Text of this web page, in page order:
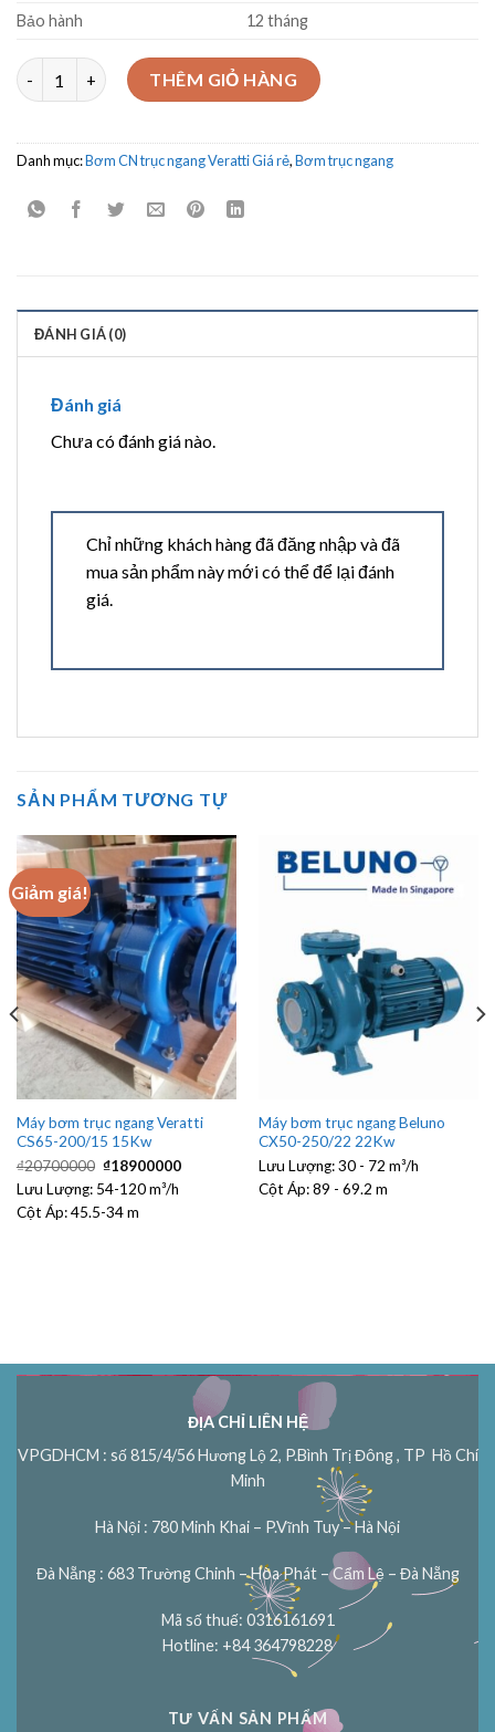
Bảo hành
12 tháng
Máy bơm trục ngang Veratti CS32-200/4.0 4Kw số lượng
THÊM GIỎ HÀNG
Danh mục:Bơm CN trục ngang Veratti Giá rẻ,Bơm trục ngang
ĐÁNH GIÁ (0)
Đánh giá
Chưa có đánh giá nào.
Chỉ những khách hàng đã đăng nhập và đã
mua sản phẩm này mới có thể để lại đánh
giá.
SẢN PHẨM TƯƠNG TỰ
Giảm giá!
Máy bơm trục ngang Veratti
CS65-200/15 15Kw
₫20700000 Giá
gốc
là:
₫20700000.
₫18900000Giá
hiện
Lưu Lượng: 54-120 m³/h
Cột Áp:45.5-34 m
Máy bơm trục ngang Beluno
CX50-250/22 22Kw
Lưu Lượng:30 - 72 m³/h
Cột Áp:89 - 69.2 m
ĐỊA CHỈ LIÊN HỆ
VPGDHCM : số 815/4/56 Hương Lộ 2, P.Bình Trị Đông , TP Hồ Chí
Minh
Hà Nội : 780 Minh Khai – P.Vĩnh Tuy – Hà Nội
Đà Nẵng : 683 Trường Chinh – Hòa Phát – Cẩm Lệ – Đà Nẵng
Mã số thuế: 0316161691
Hotline: +84 364798228
TƯ VẤN SẢN PHẨM